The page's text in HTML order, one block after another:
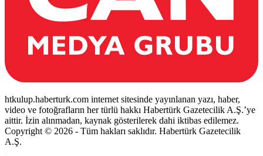
htkulup.haberturk.com internet sitesinde yayınlanan yazı, haber,
video ve fotoğrafların her türlü hakkı Habertürk Gazetecilik A.Ş.’ye
aittir. İzin alınmadan, kaynak gösterilerek dahi iktibas edilemez.
Copyright © 2026 - Tüm hakları saklıdır. Habertürk Gazetecilik
A.Ş.